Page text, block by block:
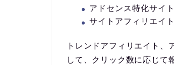
アドセンス特化サイト
サイトアフィリエイト
トレンドアフィリエイト
して、クリック数に応じて